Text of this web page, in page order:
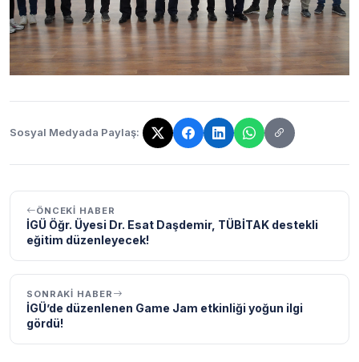
Sosyal Medyada Paylaş:
Bağlantı kopyalandı!
ÖNCEKI HABER
İGÜ Öğr. Üyesi Dr. Esat Daşdemir, TÜBİTAK destekli
eğitim düzenleyecek!
SONRAKI HABER
İGÜ’de düzenlenen Game Jam etkinliği yoğun ilgi
gördü!